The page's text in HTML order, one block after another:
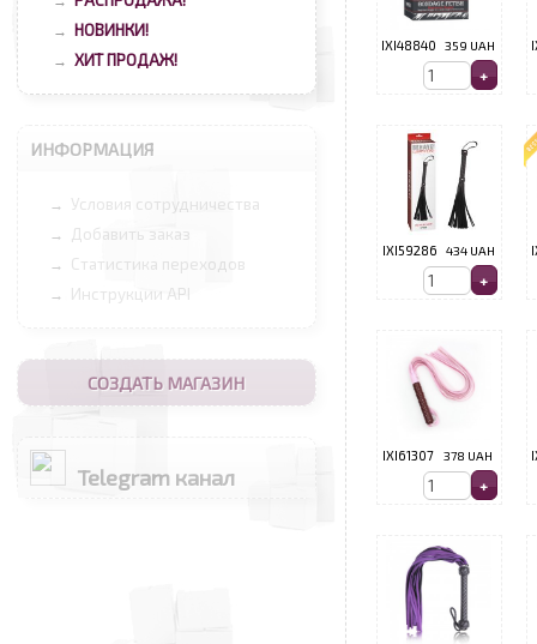
→ НОВИНКИ!
→ ХИТ ПРОДАЖ!
ИНФОРМАЦИЯ
→ Условия сотрудничества
→ Добавить заказ
→ Статистика переходов
→ Инструкции API
СОЗДАТЬ МАГАЗИН
Telegram канал
IXI48840 359 UAH
IXI59286 434 UAH
IXI61307 378 UAH